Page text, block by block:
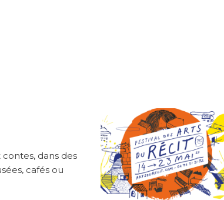
dans des
cafés ou